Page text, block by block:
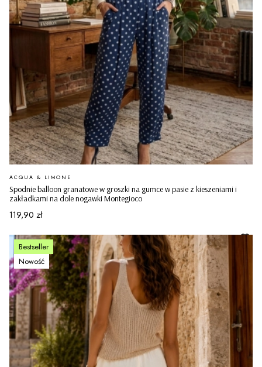
Spodnie balloon granatowe w groszki na gumce w pasie z kieszeniami i
zakładkami na dole nogawki Montegioco
PRODUCENT
ACQUA & LIMONE
Cena
119,90 zł
Bestseller
Nowość